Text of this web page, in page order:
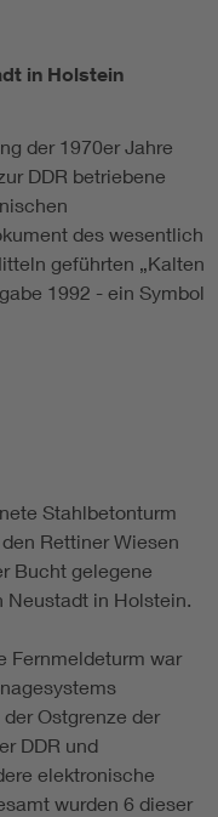
in Holstein
der 1970er Jahre
DDR betriebene
des wesentlich
geführten „Kalten
1992 - ein Symbol
Stahlbetonturm
Rettiner Wiesen
Bucht gelegene
Neustadt in Holstein.
Fernmeldeturm war
Ostgrenze der
DDR und
elektronische
wurden 6 dieser